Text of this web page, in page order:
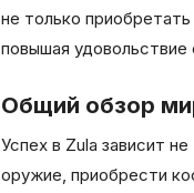
не только
повышая удовольствие
Общий обзор
Успех в Zula зависит
оружие, приобрести